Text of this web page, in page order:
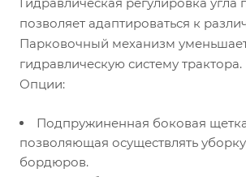
позволяет адаптироваться к
Парковочный механизм уменьшает
гидравлическую систему трактора.
Опции:
Подпружиненная боковая
позволяющая осуществлять
бордюров.